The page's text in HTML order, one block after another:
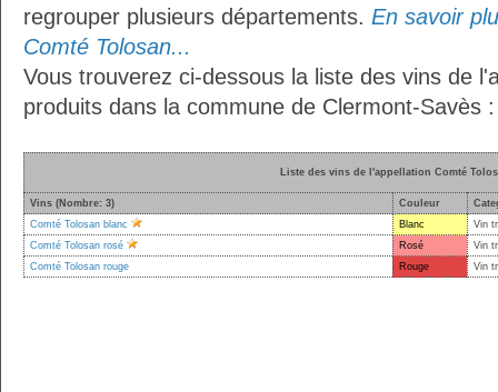
regrouper plusieurs départements. En savoir
Comté Tolosan...
Vous trouverez ci-dessous la liste des vins de
produits dans la commune de Clermont-Savès :
Liste des vins de l'appellation Comté
Vins (Nombre: 3) Couleur
Comté Tolosan blanc
Blanc
Vin
Comté Tolosan rosé
Rosé
Vin
Comté Tolosan rouge
Rouge Vin